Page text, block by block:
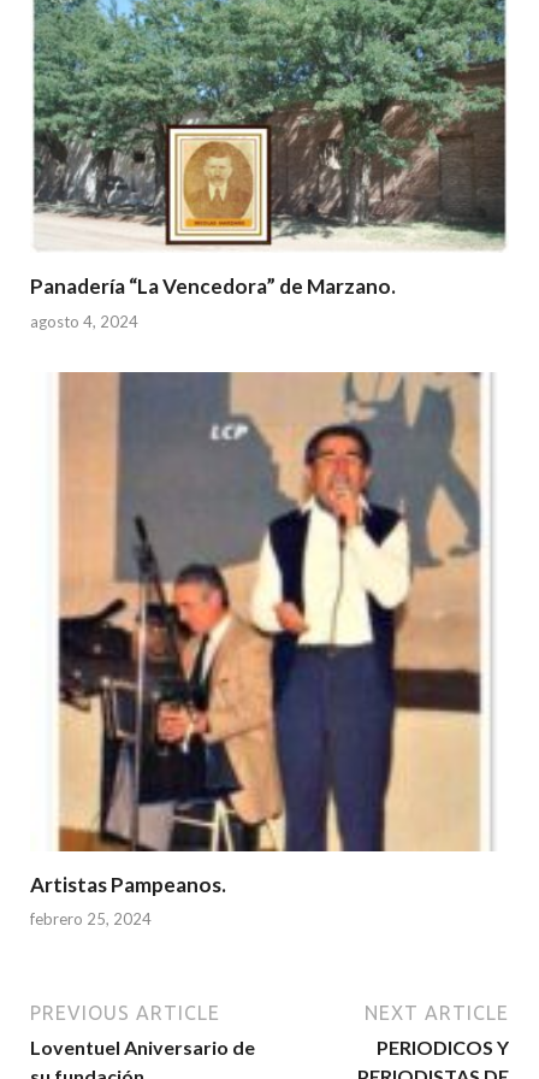
Panadería “La Vencedora” de Marzano.
agosto 4, 2024
Artistas Pampeanos.
febrero 25, 2024
PREVIOUS ARTICLE
Loventuel Aniversario de
NEXT ARTICLE
PERIODICOS Y